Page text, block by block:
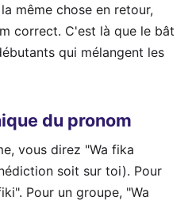
même chose en retour,
correct. C'est là que le bât
qui mélangent les
du pronom
vous direz "Wa fika
soit sur toi). Pour
Pour un groupe, "Wa